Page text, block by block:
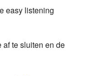
easy listening
af te sluiten en de